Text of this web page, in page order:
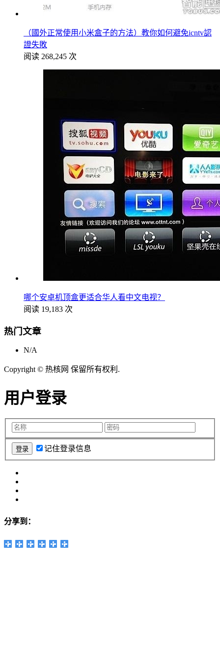
（國外正常使用小米盒子的方法）教你如何避免icntv認
證失敗
阅读 268,245 次
哪个安卓机顶盒更适合华人看中文电视？
阅读 19,183 次
热门文章
N/A
Copyright © 热核网 保留所有权利.
用户登录
记住登录信息
分享到：